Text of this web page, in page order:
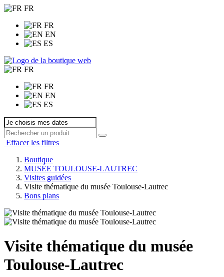
FR
FR
EN
ES
FR
FR
EN
ES
Effacer les filtres
Boutique
MUSÉE TOULOUSE-LAUTREC
Visites guidées
Visite thématique du musée Toulouse-Lautrec
Bons plans
Visite thématique du musée
Toulouse-Lautrec